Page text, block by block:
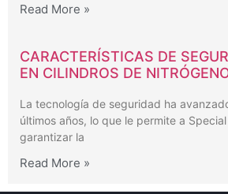
Read More »
CARACTERÍSTICAS DE
EN CILINDROS DE
La tecnología de seguridad ha
últimos años, lo que le permite a
garantizar la
Read More »